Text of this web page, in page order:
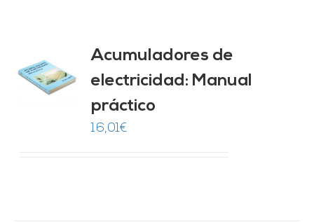
Acumuladores de
electricidad: Manual
práctico
16,01€